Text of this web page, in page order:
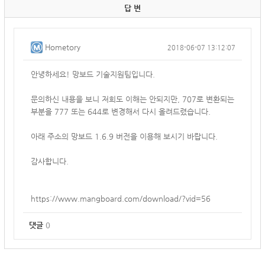
답 변
Hometory 2018-06-07 13:12:07
안녕하세요! 망보드 기술지원팀입니다.
문의하신 내용을 보니 저희도 이해는 안되지만, 707로 변환되는
부분을 777 또는 644로 변경해서 다시 올려드렸습니다.
아래 주소의 망보드 1.6.9 버전을 이용해 보시기 바랍니다.
감사합니다.
https://www.mangboard.com/download/?vid=56
댓글 0